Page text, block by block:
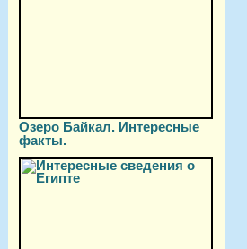
Озеро Байкал. Интересные
факты.